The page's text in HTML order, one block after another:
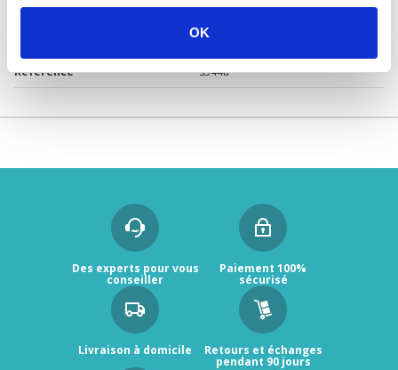
OK
Marque Somatherm
2 ans
Référence s544a
Des experts pour vous
conseiller
Paiement 100%
sécurisé
Livraison à domicile Retours et échanges
pendant 90 jours